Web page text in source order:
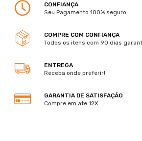
CONFIANÇA
Seu Pagamento 100% seguro
COMPRE COM CONFIANÇA
Todos os itens com 90 dias
ENTREGA
Receba onde preferir!
GARANTIA DE SATISFAÇÃO
Compre em ate 12X